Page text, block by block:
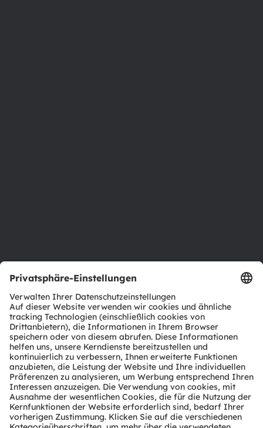
Produkt Selektor
Download Center
Tools
Kundenanfragen
Technischer Support
Partner Netzwerk
Whistleblowing